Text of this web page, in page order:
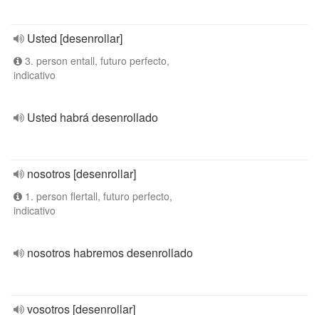
Usted [desenrollar]
3. person entall, futuro perfecto,
indicativo
Usted habrá desenrollado
nosotros [desenrollar]
1. person flertall, futuro perfecto,
indicativo
nosotros habremos desenrollado
vosotros [desenrollar]